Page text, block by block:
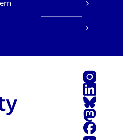
Instagram
LinkedIn
Bluesky
Mastodon
Facebook